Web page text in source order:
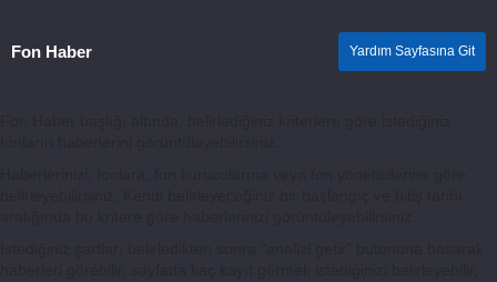
Fon Haber Yardım Sayfasına Git